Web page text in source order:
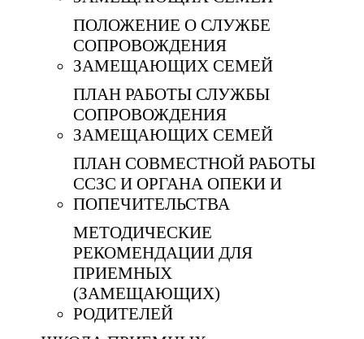
ПОЛОЖЕНИЕ О СЛУЖБЕ
СОПРОВОЖДЕНИЯ
ЗАМЕЩАЮЩИХ СЕМЕЙ
ПЛАН РАБОТЫ СЛУЖБЫ
СОПРОВОЖДЕНИЯ
ЗАМЕЩАЮЩИХ СЕМЕЙ
ПЛАН СОВМЕСТНОЙ РАБОТЫ
ССЗС И ОРГАНА ОПЕКИ И
ПОПЕЧИТЕЛЬСТВА
МЕТОДИЧЕСКИЕ
РЕКОМЕНДАЦИИ ДЛЯ
ПРИЕМНЫХ
(ЗАМЕЩАЮЩИХ)
РОДИТЕЛЕЙ